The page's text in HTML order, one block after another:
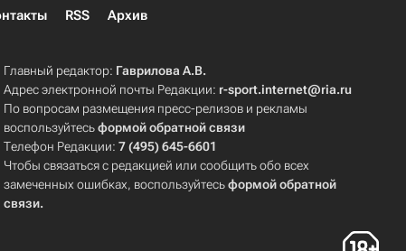
RSS Архив
Главный редактор: Гаврилова А.В.
Адрес электронной почты Редакции: r-sport.internet@ria.ru
По вопросам размещения пресс-релизов и рекламы
воспользуйтесьформой обратной связи
Телефон Редакции:7 (495) 645-6601
Чтобы связаться с редакцией или сообщить обо всех
замеченных ошибках, воспользуйтесьформой обратной
связи.